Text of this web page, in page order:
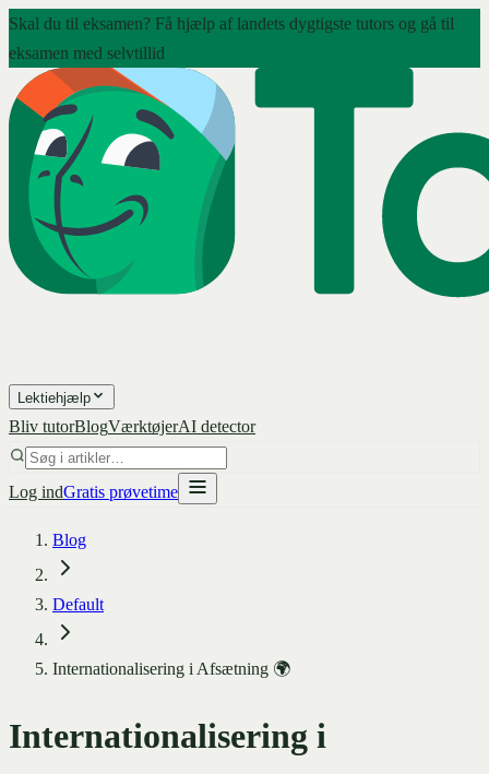
Skal du til eksamen? Få hjælp af landets dygtigste tutors og gå til
eksamen med selvtillid
Lektiehjælp
Bliv tutorBlogVærktøjerAI detector
Log indGratis prøvetime
Blog
Default
Internationalisering i Afsætning 🌍
Internationalisering i